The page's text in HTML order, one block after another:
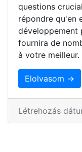
questions
répondre qu'en
développement
fournira de
à votre meilleur.
Elolvasom →
Létrehozás